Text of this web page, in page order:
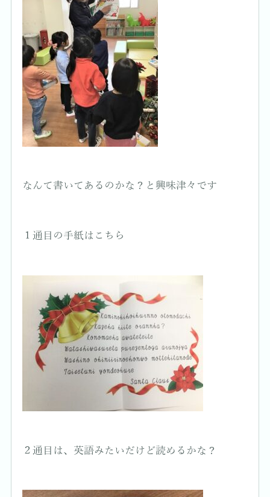
なんて書いてあるのかな？と興味津々です
１通目の手紙はこちら
２通目は、英語みたいだけど読めるかな？